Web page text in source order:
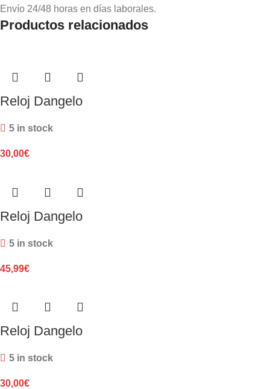
Envío 24/48 horas en días laborales.
Productos relacionados
Reloj Dangelo
5 in stock
30,00€
Reloj Dangelo
5 in stock
45,99€
Reloj Dangelo
5 in stock
30,00€